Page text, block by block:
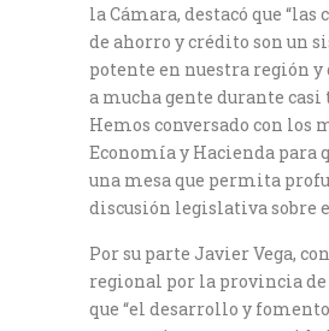
la Cámara, destacó que “las
de ahorro y crédito son un
potente en nuestra región y
a mucha gente durante casi
Hemos conversado con los
Economía y Hacienda para
una mesa que permita
discusión legislativa sobre
Por su parte Javier Vega,
regional por la provincia
que “el desarrollo y